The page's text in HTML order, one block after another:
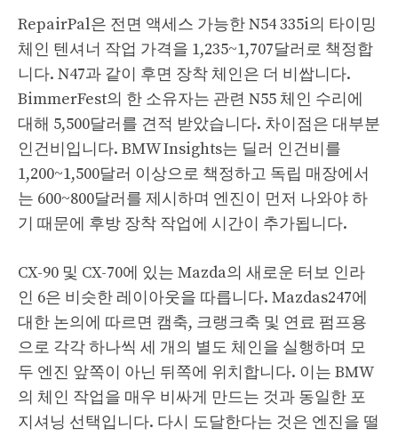
RepairPal은 전면 액세스 가능한 N54 335i의 타이밍
체인 텐셔너 작업 가격을 1,235~1,707달러로 책정합
니다. N47과 같이 후면 장착 체인은 더 ​​비쌉니다.
BimmerFest의 한 소유자는 관련 N55 체인 수리에
대해 5,500달러를 견적 받았습니다. 차이점은 대부분
인건비입니다. BMW Insights는 딜러 인건비를
1,200~1,500달러 이상으로 책정하고 독립 매장에서
는 600~800달러를 제시하며 엔진이 먼저 나와야 하
기 때문에 후방 장착 작업에 시간이 추가됩니다.
CX-90 및 CX-70에 있는 Mazda의 새로운 터보 인라
인 6은 비슷한 레이아웃을 따릅니다. Mazdas247에
대한 논의에 따르면 캠축, 크랭크축 및 연료 펌프용
으로 각각 하나씩 세 개의 별도 체인을 실행하며 모
두 엔진 앞쪽이 아닌 뒤쪽에 위치합니다. 이는 BMW
의 체인 작업을 매우 비싸게 만드는 것과 동일한 포
지셔닝 선택입니다. 다시 도달한다는 것은 엔진을 떨